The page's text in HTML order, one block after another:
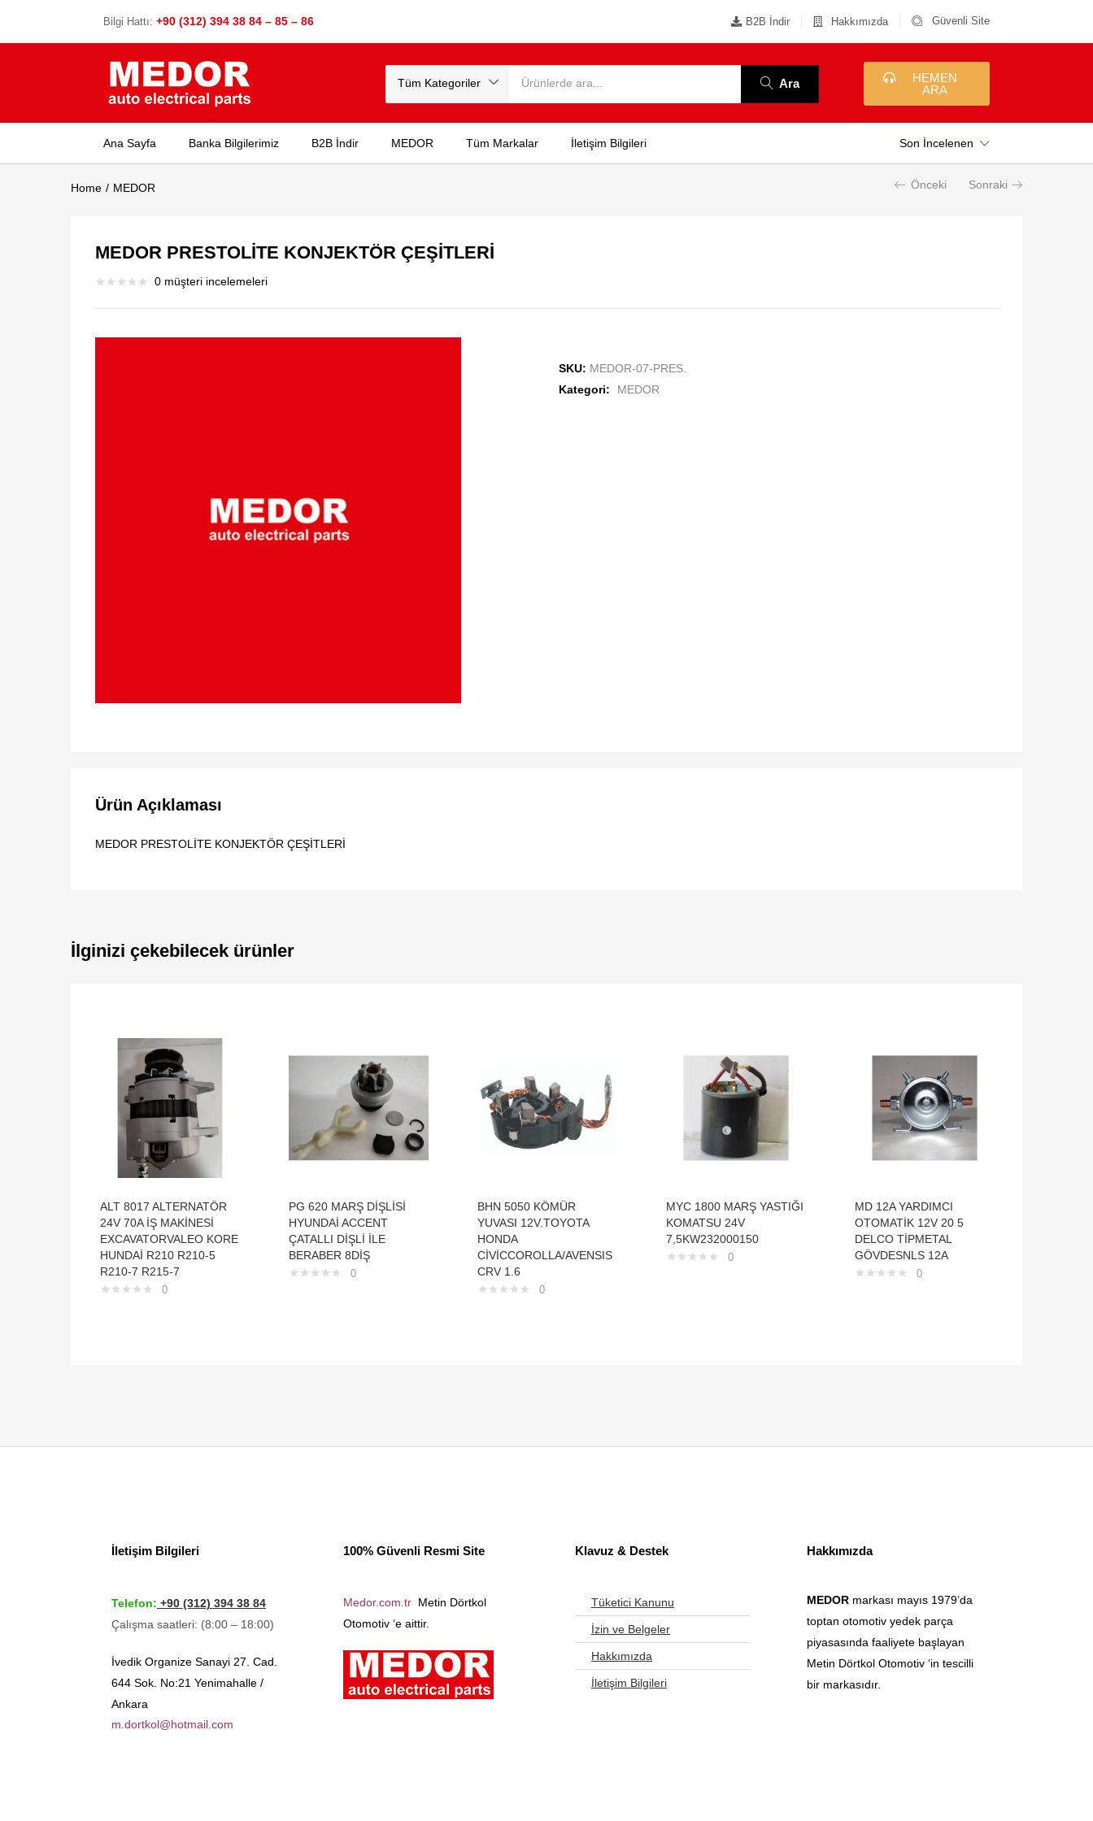
Bilgi Hattı: +90 (312) 394 38 84 – 85 – 86 B2B İndir Hakkımızda Güvenli Site
Tüm Kategoriler Ara
HEMEN
ARA
Ana Sayfa Banka Bilgilerimiz B2B İndir MEDOR Tüm Markalar İletişim Bilgileri Son İncelenen
Home MEDOR Önceki Sonraki
MEDOR PRESTOLİTE KONJEKTÖR ÇEŞİTLERİ
0 müşteri incelemeleri
SKU: MEDOR-07-PRES.
Kategori:
MEDOR
Ürün Açıklaması
MEDOR PRESTOLİTE KONJEKTÖR ÇEŞİTLERİ
İlginizi çekebilecek ürünler
ALT 8017 ALTERNATÖR
24V 70A İŞ MAKİNESİ
EXCAVATORVALEO KORE
HUNDAİ R210 R210-5
R210-7 R215-7
0
PG 620 MARŞ DİŞLİSİ
HYUNDAİ ACCENT
ÇATALLI DİŞLİ İLE
BERABER 8DİŞ
0
BHN 5050 KÖMÜR
YUVASI 12V.TOYOTA
HONDA
CİVİCCOROLLA/AVENSIS
CRV 1.6
0
MYC 1800 MARŞ YASTIĞI
KOMATSU 24V
7,5KW232000150
0
MD 12A YARDIMCI
OTOMATİK 12V 20 5
DELCO TİPMETAL
GÖVDESNLS 12A
0
İletişim Bilgileri
Telefon: +90 (312) 394 38 84
Çalışma saatleri: (8:00 – 18:00)
İvedik Organize Sanayi 27. Cad.
644 Sok. No:21 Yenimahalle /
Ankara
m.dortkol@hotmail.com
100% Güvenli Resmi Site
Medor.com.tr Metin Dörtkol
Otomotiv ‘e aittir.
Klavuz & Destek
Tüketici Kanunu
İzin ve Belgeler
Hakkımızda
İletişim Bilgileri
Hakkımızda
MEDOR markası mayıs 1979’da
toptan otomotiv yedek parça
piyasasında faaliyete başlayan
Metin Dörtkol Otomotiv ‘in tescilli
bir markasıdır.